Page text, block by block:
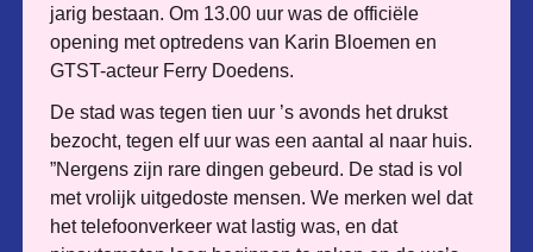
jarig bestaan. Om 13.00 uur was de officiële
opening met optredens van Karin Bloemen en
GTST-acteur Ferry Doedens.
De stad was tegen tien uur ’s avonds het drukst
bezocht, tegen elf uur was een aantal al naar huis.
”Nergens zijn rare dingen gebeurd. De stad is vol
met vrolijk uitgedoste mensen. We merken wel dat
het telefoonverkeer wat lastig was, en dat